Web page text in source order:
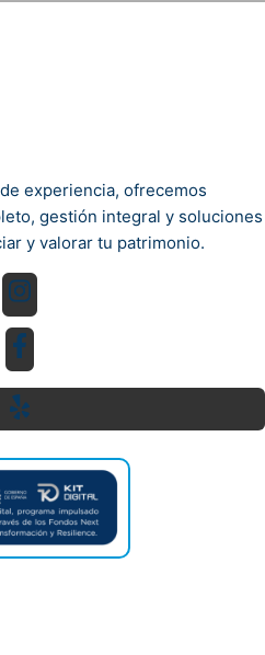
experiencia, ofrecemos
gestión integral y soluciones
y valorar tu patrimonio.